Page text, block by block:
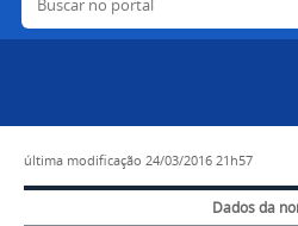
última modificação 24/03/2016 21h57
Dados da